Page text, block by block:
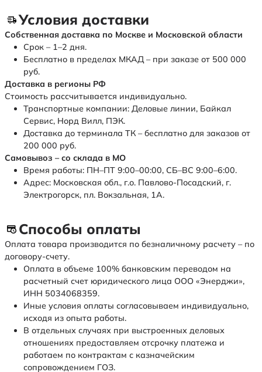
Условия доставки
Собственная доставка по Москве и Московской области
Срок – 1–2 дня.
Бесплатно в пределах МКАД – при заказе от 500 000
руб.
Доставка в регионы РФ
Стоимость рассчитывается индивидуально.
Транспортные компании: Деловые линии, Байкал
Сервис, Норд Вилл, ПЭК.
Доставка до терминала ТК – бесплатно для заказов от
200 000 руб.
Самовывоз – со склада в МО
Время работы: ПН–ПТ 9:00–00:00, СБ–ВС 9:00–6:00.
Адрес: Московская обл., г.о. Павлово-Посадский, г.
Электрогорск, пл. Вокзальная, 1А.
Способы оплаты
Оплата товара производится по безналичному расчету – по
договору-счету.
Оплата в объеме 100% банковским переводом на
расчетный счет юридического лица ООО «Энерджи»,
ИНН 5034068359.
Иные условия оплаты согласовываем индивидуально,
исходя из опыта работы.
В отдельных случаях при выстроенных деловых
отношениях предоставляем отсрочку платежа и
работаем по контрактам с казначейским
сопровождением ГОЗ.